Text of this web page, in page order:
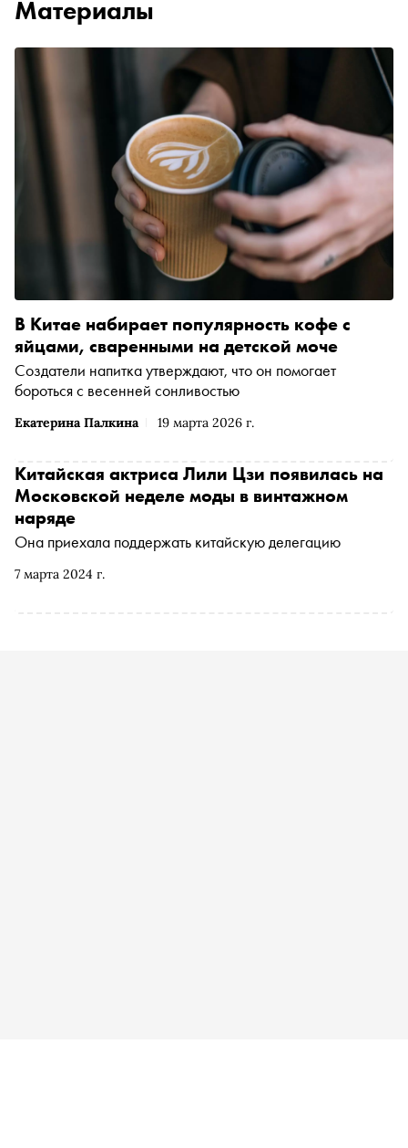
Материалы
Екатерина Палкина 19 марта 2026 г.
В Китае набирает популярность кофе с
яйцами, сваренными на детской моче
Создатели напитка утверждают, что он помогает
бороться с весенней сонливостью
7 марта 2024 г.
Китайская актриса Лили Цзи появилась на
Московской неделе моды в винтажном
наряде
Она приехала поддержать китайскую делегацию